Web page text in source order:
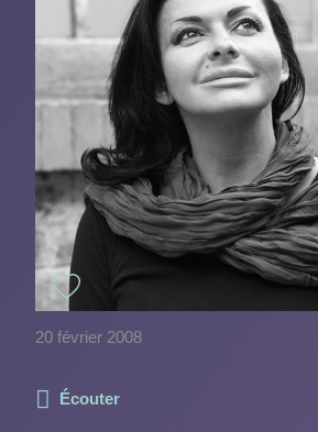
20 février 2008
Écouter